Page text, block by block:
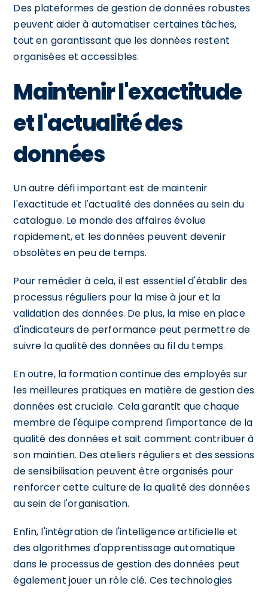
Des plateformes de gestion de données robustes
peuvent aider à automatiser certaines tâches,
tout en garantissant que les données restent
organisées et accessibles.
Maintenir l'exactitude
et l'actualité des
données
Un autre défi important est de maintenir
l'exactitude et l'actualité des données au sein du
catalogue. Le monde des affaires évolue
rapidement, et les données peuvent devenir
obsolètes en peu de temps.
Pour remédier à cela, il est essentiel d'établir des
processus réguliers pour la mise à jour et la
validation des données. De plus, la mise en place
d'indicateurs de performance peut permettre de
suivre la qualité des données au fil du temps.
En outre, la formation continue des employés sur
les meilleures pratiques en matière de gestion des
données est cruciale. Cela garantit que chaque
membre de l'équipe comprend l'importance de la
qualité des données et sait comment contribuer à
son maintien. Des ateliers réguliers et des sessions
de sensibilisation peuvent être organisés pour
renforcer cette culture de la qualité des données
au sein de l'organisation.
Enfin, l'intégration de l'intelligence artificielle et
des algorithmes d'apprentissage automatique
dans le processus de gestion des données peut
également jouer un rôle clé. Ces technologies